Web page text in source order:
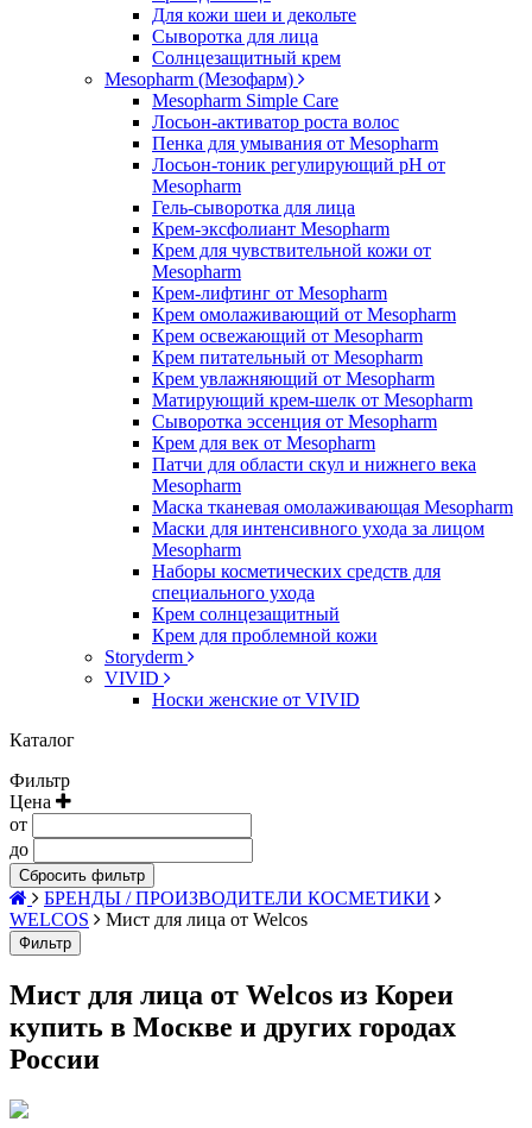
Для кожи шеи и декольте
Сыворотка для лица
Солнцезащитный крем
Mesopharm (Мезофарм)
Mesopharm Simple Care
Лосьон-активатор роста волос
Пенка для умывания от Mesopharm
Лосьон-тоник регулирующий рН от
Mesopharm
Гель-сыворотка для лица
Крем-эксфолиант Mesopharm
Крем для чувствительной кожи от
Mesopharm
Крем-лифтинг от Mesopharm
Крем омолаживающий от Mesopharm
Крем освежающий от Mesopharm
Крем питательный от Mesopharm
Крем увлажняющий от Mesopharm
Матирующий крем-шелк от Mesopharm
Сыворотка эссенция от Mesopharm
Крем для век от Mesopharm
Патчи для области скул и нижнего века
Mesopharm
Маска тканевая омолаживающая Mesopharm
Маски для интенсивного ухода за лицом
Mesopharm
Наборы косметических средств для
специального ухода
Крем солнцезащитный
Крем для проблемной кожи
Storyderm
VIVID
Носки женские от VIVID
Каталог
Фильтр
Цена
от
до
Сбросить фильтр
БРЕНДЫ / ПРОИЗВОДИТЕЛИ КОСМЕТИКИ
WELCOS
Мист для лица от Welcos
Фильтр
Мист для лица от Welcos из Кореи
купить в Москве и других городах
России